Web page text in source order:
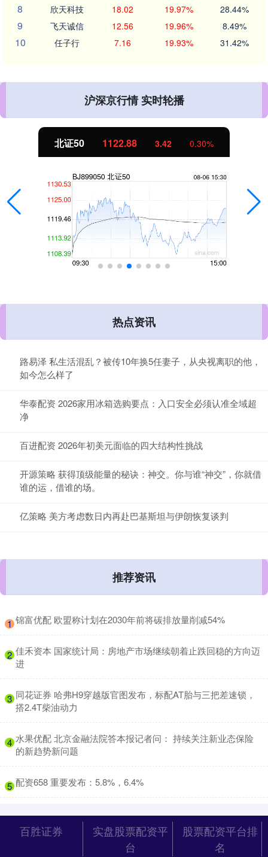
8 欣天科技 18.02 19.97% 28.44%
9 飞天诚信 12.56 19.96% 8.49%
10 任子行 7.16 19.93% 31.42%
沪深京行情 实时轮播
北证50 1122.88 3.42 0.30%
热点资讯
路易泽 私生活混乱？被传10年换5任妻子，从央视离职的他，
如今怎么样了
华泰配资 2026家用冰箱选购要点：入口安全必须认准全域超
净
百进配资 2026年初美元面临的四大结构性挑战
开源策略 获得顶级能量的秘诀：神交。你与谁“神交”，你就借
谁的运，借谁的场。
亿策略 美方考虑数日内再赴巴基斯坦与伊朗恢复谈判
推荐资讯
1 ​锦富优配 欧盟称计划在2030年前将碳排放量削减54%
2 ​佳禾资本 国家统计局：房地产市场继续朝着止跌回稳的方向迈
进
3 ​同花证券 哈弗H9穿越版官图发布，标配AT胎与三把差速锁，
搭2.4T柴油动力
4 ​水果优配 北京金融法院答本报记者问： 持续关注新业态保险
的新趋势新问题
5 ​配资658 重要发布：5.8%，6.4%
百胜证券
实盘股票配资平
台
股票配资平台排
名